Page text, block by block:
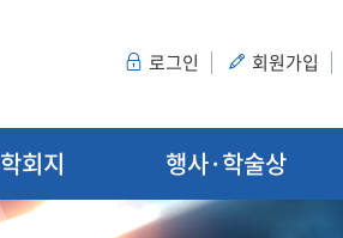
로그인 회원가입
학회지 행사·학술상